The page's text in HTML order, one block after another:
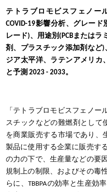
テトラブロモビスフェノー
COVID-19影響分析、グレー
レード)、用途別(PCBまたは
剤、プラスチック添加剤など
ジア太平洋、ラテンアメリカ
と予測 2023 - 2033。
「テトラブロモビスフェノー
スチックなどの難燃剤として
を商業販売する市場であり、
製品に使用する企業に販売す
の力の下で、生産量などの要
規制上の制限、およびその毒
らに、TBBPAの効率と生産効